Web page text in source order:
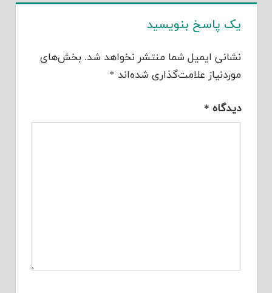
یک پاسخ بنویسید
نشانی ایمیل شما منتشر نخواهد شد. بخش‌های
موردنیاز علامت‌گذاری شده‌اند *
دیدگاه *